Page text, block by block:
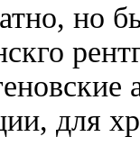
но
для